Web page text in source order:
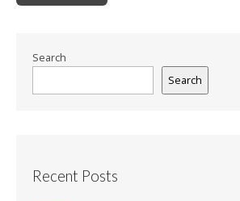
Search
Search
Recent Posts